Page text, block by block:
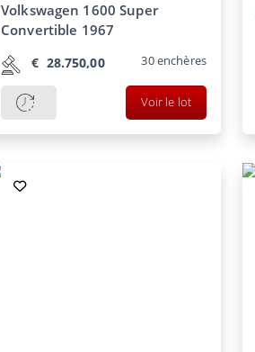
Volkswagen 1600 Super
Convertible 1967
€ 28.750,00 30enchères
Voir le lot